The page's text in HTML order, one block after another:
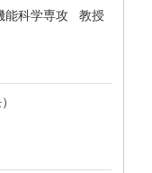
能科学専攻 教授